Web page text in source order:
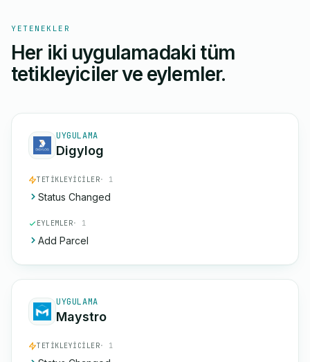
YETENEKLER
Her iki uygulamadaki tüm
tetikleyiciler ve eylemler.
UYGULAMA
Digylog
TETIKLEYICILER· 1
Status Changed
EYLEMLER· 1
Add Parcel
UYGULAMA
Maystro
TETIKLEYICILER· 1